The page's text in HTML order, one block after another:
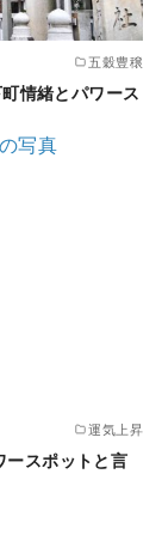
五穀豊穣
情緒とパワース
運気上昇
ースポットと言